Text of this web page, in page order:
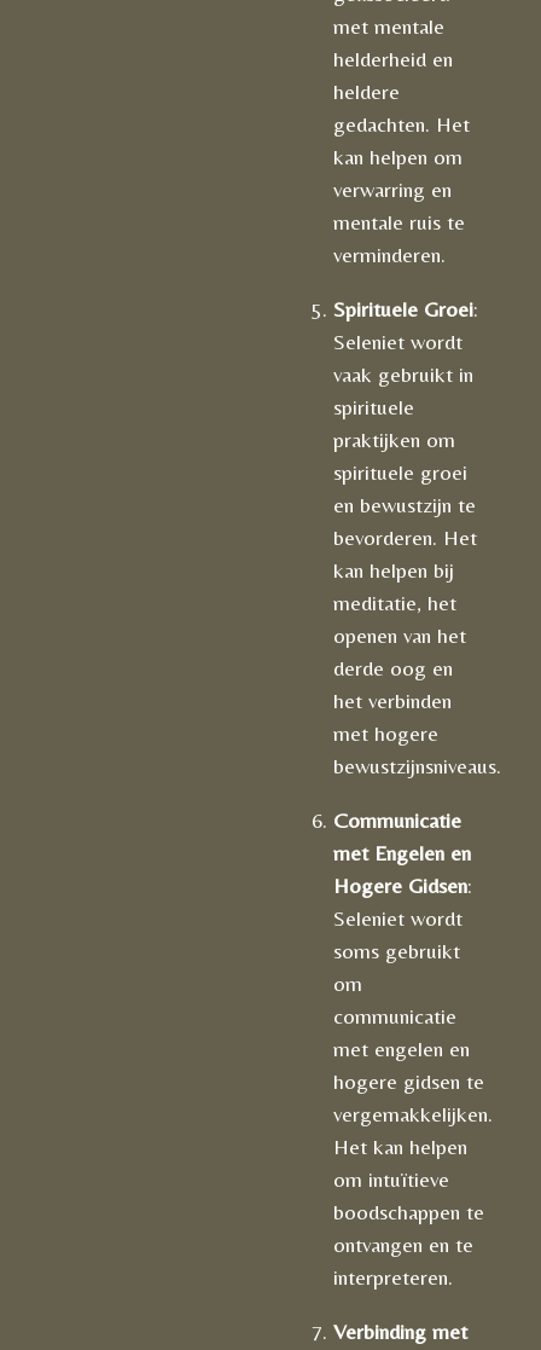
met mentale
helderheid en
heldere
gedachten. Het
kan helpen om
verwarring en
mentale ruis te
verminderen.
Spirituele Groei:
Seleniet wordt
vaak gebruikt in
spirituele
praktijken om
spirituele groei
en bewustzijn te
bevorderen. Het
kan helpen bij
meditatie, het
openen van het
derde oog en
het verbinden
met hogere
bewustzijnsniveaus.
Communicatie
met Engelen en
Hogere Gidsen:
Seleniet wordt
soms gebruikt
om
communicatie
met engelen en
hogere gidsen te
vergemakkelijken.
Het kan helpen
om intuïtieve
boodschappen te
ontvangen en te
interpreteren.
Verbinding met